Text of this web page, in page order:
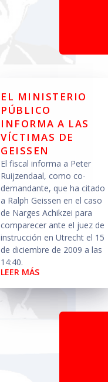
EL MINISTERIO
PÚBLICO
INFORMA A LAS
VÍCTIMAS DE
GEISSEN
El fiscal informa a Peter
Ruijzendaal, como co-
demandante, que ha citado
a Ralph Geissen en el caso
de Narges Achikzei para
comparecer ante el juez de
instrucción en Utrecht el 15
de diciembre de 2009 a las
14:40.
LEER MÁS